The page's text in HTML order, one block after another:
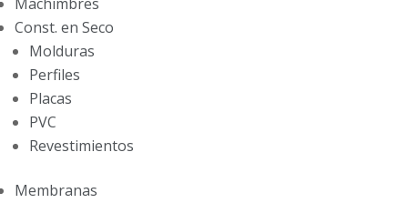
Const. en Seco
Molduras
Perfiles
Placas
PVC
Revestimientos
Membranas